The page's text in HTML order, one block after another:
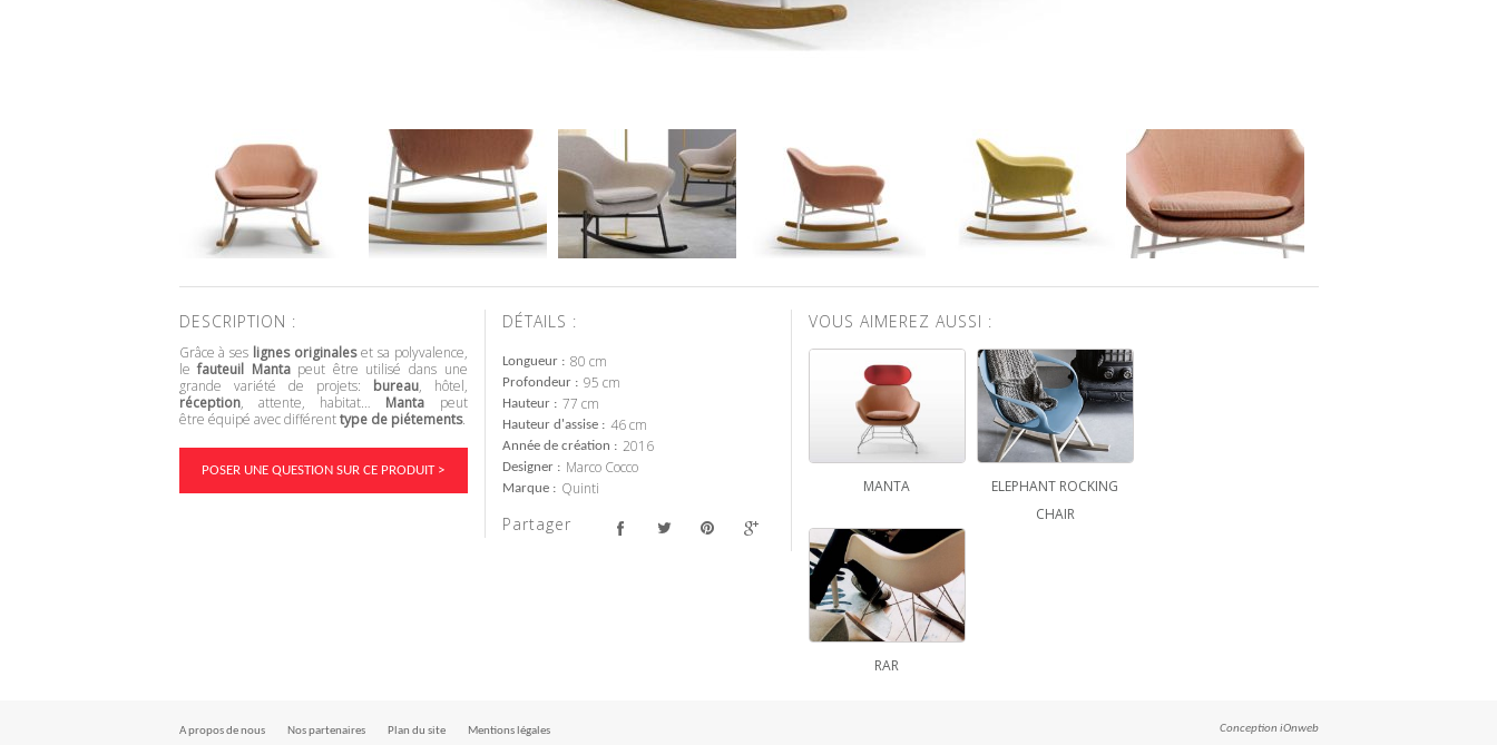
DESCRIPTION :
Grâce à ses lignes originaleset sa polyvalence,
lefauteuil Mantapeut être utilisé dans une
grande variété de projets: bureau, hôtel,
réception, attente, habitat… Manta peut
être équipé avec différenttype de piétements.
POSER UNE QUESTION SUR CE PRODUIT >
DÉTAILS :
Longueur 80 cm
Profondeur 95 cm
Hauteur 77 cm
Hauteur d'assise 46 cm
Année de création 2016
Designer Marco Cocco
Marque Quinti
Partager
VOUS AIMEREZ AUSSI :
MANTA
ELEPHANT ROCKING
CHAIR
RAR
A propos de nous Nos partenaires Plan du site Mentions légales Conception iOnweb